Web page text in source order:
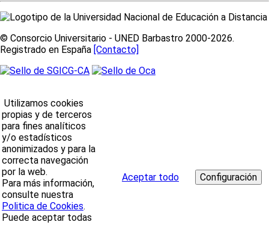
© Consorcio Universitario - UNED Barbastro 2000-2026.
Registrado en España [Contacto]
Utilizamos cookies
propias y de terceros
para fines analíticos
y/o estadísticos
anonimizados y para la
correcta navegación
por la web.
Para más información,
consulte nuestra
Politica de Cookies.
Puede aceptar todas
Aceptar todo